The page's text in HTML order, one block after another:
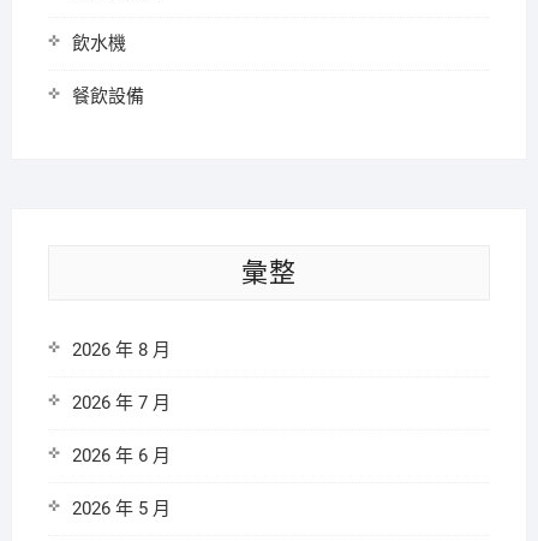
飲水機
餐飲設備
彙整
2026 年 8 月
2026 年 7 月
2026 年 6 月
2026 年 5 月